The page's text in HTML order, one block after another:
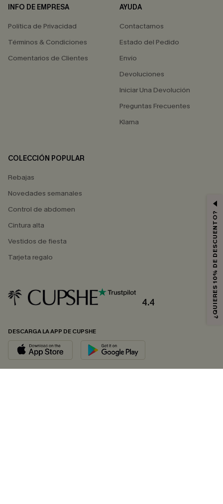
INFO DE EMPRESA
Política de Privacidad
Términos & Condiciones
Comentarios de Clientes
AYUDA
Contactarnos
Estado del Pedido
Envío
Devoluciones
Iniciar Una Devolución
Preguntas Frecuentes
Klarna
COLECCIÓN POPULAR
Rebajas
Novedades semanales
Control de abdomen
Cintura alta
Vestidos de fiesta
Tarjeta regalo
4.4
DESCARGA LA APP DE CUPSHE
¿QUIERES 10% DE DESCUENTO?